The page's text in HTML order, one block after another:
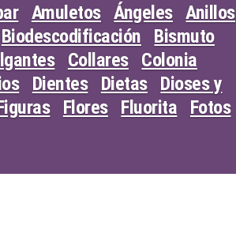
Amuletos Ángeles Anillos
Biodescodificación
Bismuto
Collares
Colonia
Dientes Dietas
Dioses y
Flores Fluorita
Fotos